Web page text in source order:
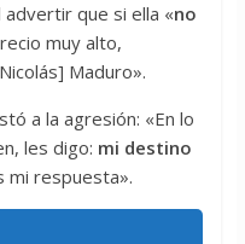
que si ella «no
muy alto,
Maduro».
a la agresión: «En lo
les digo: mi destino
mi respuesta».